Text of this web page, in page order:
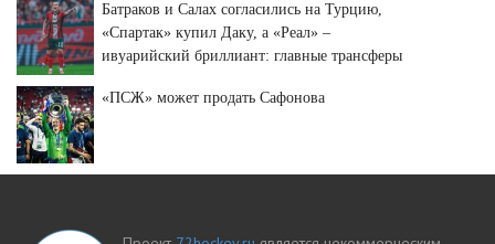
Батраков и Салах согласились на Турцию,
«Спартак» купил Даку, а «Реал» –
ивуарийский бриллиант: главные трансферы
«ПСЖ» может продать Сафонова